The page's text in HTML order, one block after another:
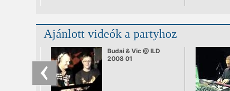
Ajánlott videók a partyhoz
Budai & Vic @ ILD
2008 01